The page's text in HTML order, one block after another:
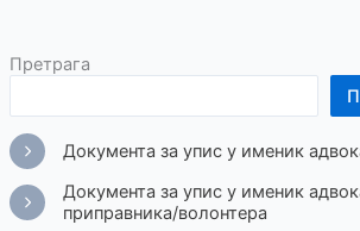
Претрага
Документа за упис у именик
Документа за упис у именик
приправника/волонтера